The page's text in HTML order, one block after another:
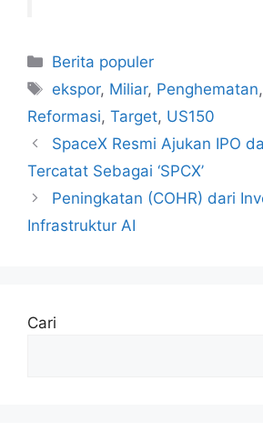
Kategori
Berita populer
Tag
ekspor, Miliar, Penghematan,
Reformasi, Target, US150
SpaceX Resmi Ajukan IPO
Tercatat Sebagai ‘SPCX’
Peningkatan (COHR) dari
Infrastruktur AI
Cari